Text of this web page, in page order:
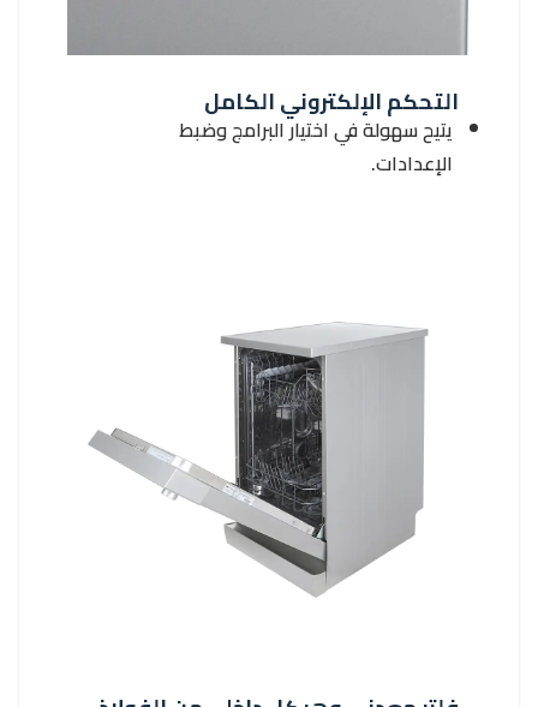
التحكم الإلكتروني الكامل
يتيح سهولة في اختيار البرامج وضبط
الإعدادات.